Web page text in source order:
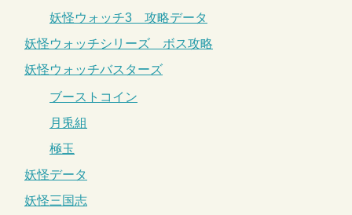
妖怪ウォッチ3 攻略データ
妖怪ウォッチシリーズ ボス攻略
妖怪ウォッチバスターズ
ブーストコイン
月兎組
極玉
妖怪データ
妖怪三国志